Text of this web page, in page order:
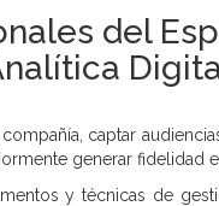
del
captar
generar fidelidad
y técnicas de